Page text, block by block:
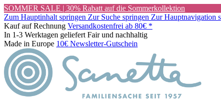
SOMMER SALE | 30% Rabatt auf die Sommerkollektion
Zum Hauptinhalt springen Zur Suche springen Zur Hauptnavigation
Kauf auf Rechnung Versandkostenfrei ab 80€ *
In 1-3 Werktagen geliefert Fair und nachhaltig
Made in Europe 10€ Newsletter-Gutschein